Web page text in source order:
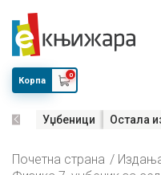
Корпа
0
Уџбеници Остала
Почетна страна